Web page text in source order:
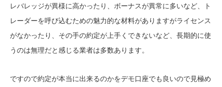
レバレッジが異様に高かったり、ボーナスが異常に多いなど、ト
レーダーを呼び込むための魅力的な材料がありますがライセンス
がなかったり、その手の約定が上手くできないなど、長期的に使
うのは無理だと感じる業者は多数あります。
ですので約定が本当に出来るのかをデモ口座でも良いので見極め